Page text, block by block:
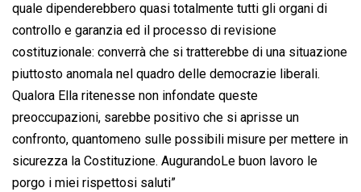
quale dipenderebbero quasi totalmente tutti gli organi di
controllo e garanzia ed il processo di revisione
costituzionale: converrà che si tratterebbe di una situazione
piuttosto anomala nel quadro delle democrazie liberali.
Qualora Ella ritenesse non infondate queste
preoccupazioni, sarebbe positivo che si aprisse un
confronto, quantomeno sulle possibili misure per mettere in
sicurezza la Costituzione. AugurandoLe buon lavoro le
porgo i miei rispettosi saluti”